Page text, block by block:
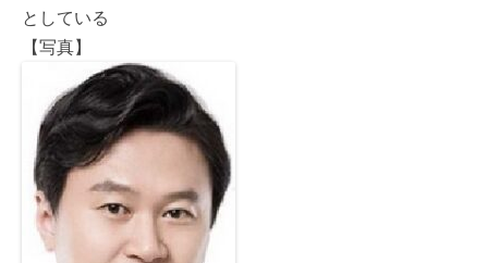
としている
【写真】